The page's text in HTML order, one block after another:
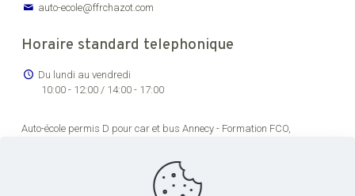
auto-ecole@ffrchazot.com
Horaire standard telephonique
Du lundi au vendredi
10:00 - 12:00 / 14:00 - 17:00
Auto-école permis D pour car et bus Annecy - Formation FCO,
permis transport en commun pas cher Dijon -
conduire poids lourds Grenoble - Centre de formation permis CE Lons-